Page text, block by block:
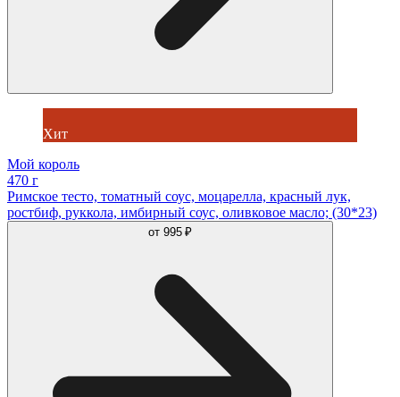
Хит
Мой король
470 г
Римское тесто, томатный соус, моцарелла, красный лук,
ростбиф, руккола, имбирный соус, оливковое масло; (30*23)
от 995 ₽